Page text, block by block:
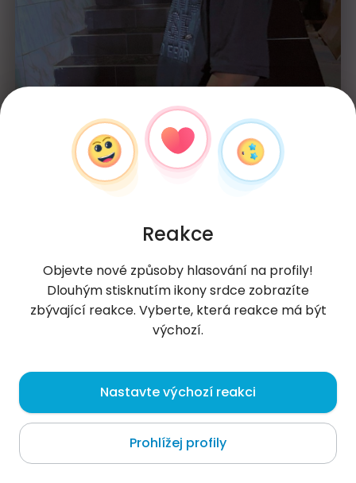
Sami
Adiaké
Reakce
Objevte nové způsoby hlasování na profily!
Dlouhým stisknutím ikony srdce zobrazíte
zbývající reakce. Vyberte, která reakce má být
výchozí.
Nastavte výchozí reakci
Prohlížej profily